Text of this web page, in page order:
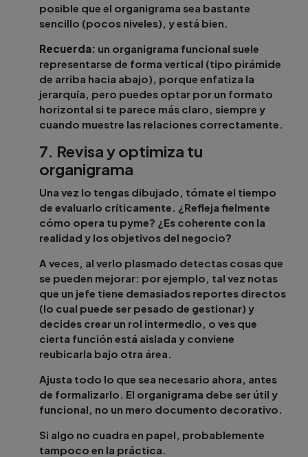
posible que el organigrama sea bastante
sencillo (pocos niveles), y está bien.
Recuerda: un organigrama funcional suele
representarse de forma vertical (tipo pirámide
de arriba hacia abajo), porque enfatiza la
jerarquía, pero puedes optar por un formato
horizontal si te parece más claro, siempre y
cuando muestre las relaciones correctamente.
7. Revisa y optimiza tu
organigrama
Una vez lo tengas dibujado, tómate el tiempo
de evaluarlo críticamente. ¿Refleja fielmente
cómo opera tu pyme? ¿Es coherente con la
realidad y los objetivos del negocio?
A veces, al verlo plasmado detectas cosas que
se pueden mejorar: por ejemplo, tal vez notas
que un jefe tiene demasiados reportes directos
(lo cual puede ser pesado de gestionar) y
decides crear un rol intermedio, o ves que
cierta función está aislada y conviene
reubicarla bajo otra área.
Ajusta todo lo que sea necesario ahora, antes
de formalizarlo. El organigrama debe ser útil y
funcional, no un mero documento decorativo.
Si algo no cuadra en papel, probablemente
tampoco en la práctica.